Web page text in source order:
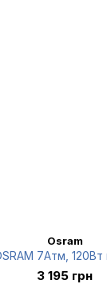
Osram
7Атм, 120Вт
3 195 грн